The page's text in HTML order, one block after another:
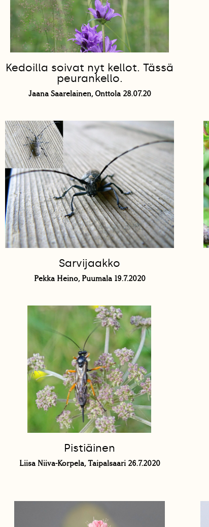
Kedoilla soivat nyt kellot. Tässä
peurankello.
Jaana Saarelainen, Onttola 28.07.20
Sarvijaakko
Pekka Heino, Puumala 19.7.2020
Pistiäinen
Liisa Niiva-Korpela, Taipalsaari 26.7.2020